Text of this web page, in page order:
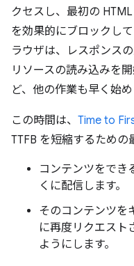
クセスし、最初の
を効果的にブロックし
ラウザは、レスポンス
リソースの読み込みを
ど、他の作業も早く始め
この時間は、 Time to
TTFB を短縮するための
コンテンツをでき
くに配信します。
そのコンテンツを
に再度リクエスト
ようにします。